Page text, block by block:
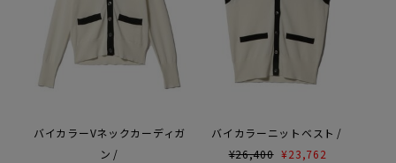
バイカラーVネックカーディガ
ン
バイカラーニットベスト
¥26,400 ¥23,762